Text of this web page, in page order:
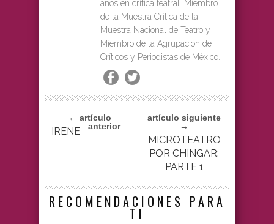
años en crítica teatral. Miembro
de la Muestra Crítica de la
Muestra Nacional de Teatro y
Miembro de la Agrupación de
Críticos y Periodistas de México.
← artículo
anterior
IRENE
artículo siguiente
→
MICROTEATRO
POR CHINGAR:
PARTE 1
RECOMENDACIONES PARA
TI